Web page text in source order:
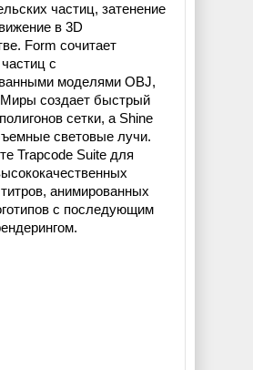
частиц, затенение
в 3D
Form сочитает
с
моделями OBJ,
создает быстрый
сетки, а Shine
световые лучи.
Trapcode Suite для
анимированных
с последующим